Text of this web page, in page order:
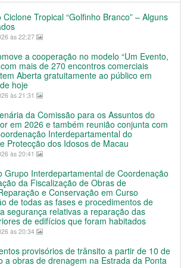
Tropical “Golfinho Branco” – Alguns
às 22:27
a cooperação no modelo “Um Evento,
mais de 270 encontros comerciais
Aberta gratuitamente ao público em
hoje
às 21:31
da Comissão para os Assuntos do
em 2026 e também reunião conjunta com
Interdepartamental do
Protecção dos Idosos de Macau
às 20:41
Grupo Interdepartamental de Coordenação
da Fiscalização de Obras de
e Conservação em Curso
de todas as fases e procedimentos de
segurança relativas a reparação das
de edifícios que foram habitados
às 20:34
provisórios de trânsito a partir de 10 de
a obras de drenagem na Estrada da Ponta